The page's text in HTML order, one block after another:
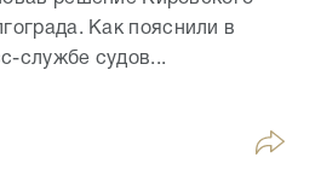
Как пояснили в
службе судов...